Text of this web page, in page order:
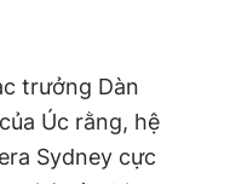
trưởng Dàn
của Úc rằng, hệ
Sydney cực